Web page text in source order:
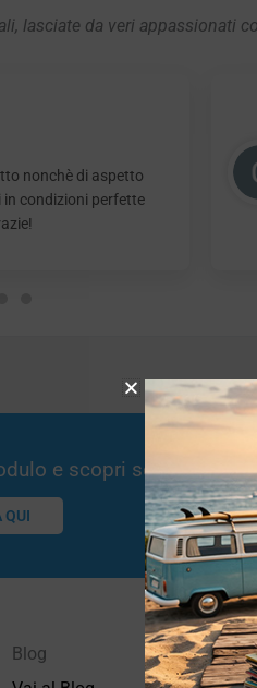
lasciate da veri appassionati
nonchè di aspetto
condizioni perfette
e scopri se
QUI
Blog